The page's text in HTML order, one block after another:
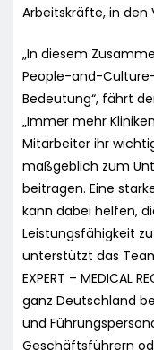
Arbeitskräfte, in den
„In diesem
People-and-
Bedeutung“, fährt
„Immer mehr
Mitarbeiter ihr
maßgeblich zum
beitragen. Eine
kann dabei helfen,
Leistungsfähigkeit
unterstützt das
EXPERT – MEDICAL
ganz Deutschland
und
Geschäftsführern